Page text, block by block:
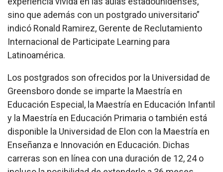
sino que además con un postgrado universitario”
indicó Ronald Ramirez, Gerente de Reclutamiento
Internacional de Participate Learning para
Latinoamérica.
Los postgrados son ofrecidos por la Universidad de
Greensboro donde se imparte la Maestría en
Educación Especial, la Maestría en Educación Infantil
y la Maestría en Educación Primaria o también está
disponible la Universidad de Elon con la Maestría en
Enseñanza e Innovación en Educación. Dichas
carreras son en línea con una duración de 12, 24 o